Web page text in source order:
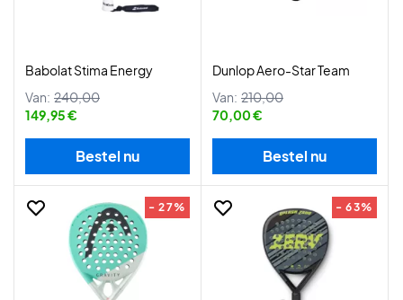
Babolat Stima Energy
Van: 240,00
149,95 €
Bestel nu
Dunlop Aero-Star Team
Van: 210,00
70,00 €
Bestel nu
- 27% - 63%